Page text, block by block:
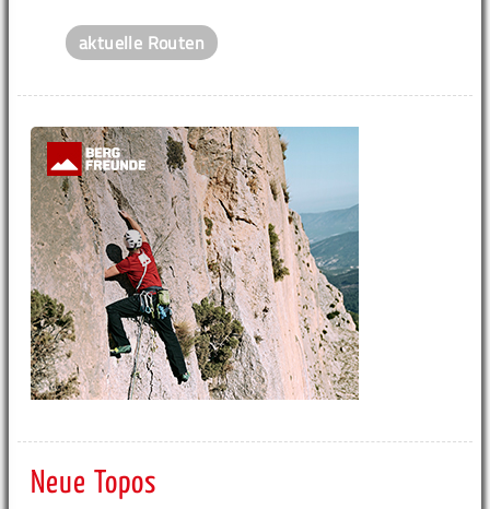
aktuelle Routen
Neue Topos